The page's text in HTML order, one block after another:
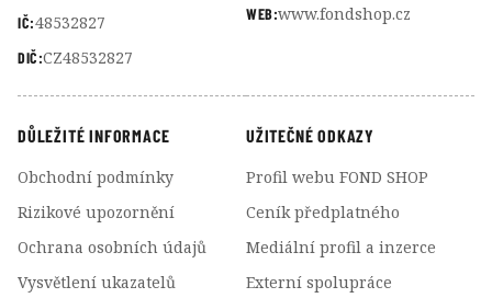
IČ:48532827
DIČ:CZ48532827
WEB:www.fondshop.cz
DŮLEŽITÉ INFORMACE
Obchodní podmínky
Rizikové upozornění
Ochrana osobních údajů
Vysvětlení ukazatelů
UŽITEČNÉ ODKAZY
Profil webu FOND SHOP
Ceník předplatného
Mediální profil a inzerce
Externí spolupráce